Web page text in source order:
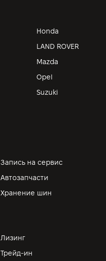
Honda
LAND ROVER
Mazda
Opel
Suzuki
Запись на сервис
Автозапчасти
Хранение шин
Лизинг
Трейд-ин